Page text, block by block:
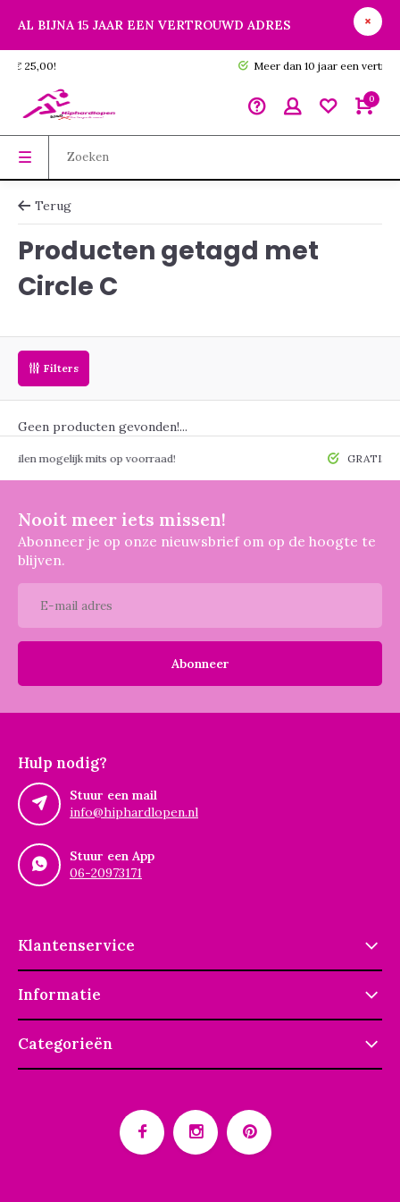
AL BIJNA 15 JAAR EEN VERTROUWD ADRES
GRATIS verzending vanaf € 25,00!
0
Terug
Producten getagd met
Circle C
Filters
Geen producten gevonden!...
mits op voorraad! GRATIS
Nooit meer iets missen!
Abonneer je op onze nieuwsbrief om op de hoogte te
blijven.
Abonneer
Hulp nodig?
Stuur een mail
info@hiphardlopen.nl
Stuur een App
06-20973171
Klantenservice
Informatie
Categorieën